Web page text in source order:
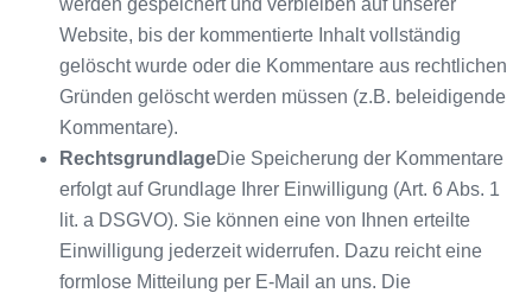
Website, bis der kommentierte Inhalt vollständig
gelöscht wurde oder die Kommentare aus rechtlichen
Gründen gelöscht werden müssen (z.B. beleidigende
Kommentare).
RechtsgrundlageDie Speicherung der Kommentare
erfolgt auf Grundlage Ihrer Einwilligung (Art. 6 Abs. 1
lit. a DSGVO). Sie können eine von Ihnen erteilte
Einwilligung jederzeit widerrufen. Dazu reicht eine
formlose Mitteilung per E-Mail an uns. Die